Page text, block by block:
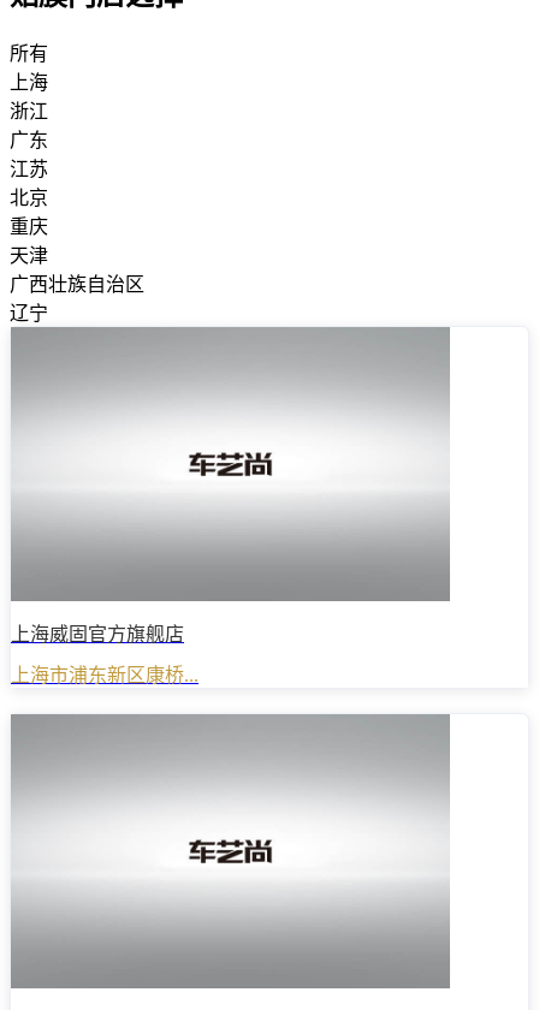
所有
上海
浙江
广东
江苏
北京
重庆
天津
广西壮族自治区
辽宁
上海威固官方旗舰店
上海市浦东新区康桥...